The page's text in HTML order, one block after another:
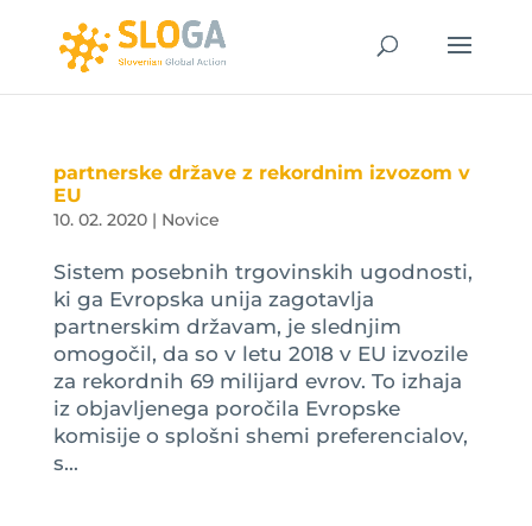
partnerske države z rekordnim izvozom v
EU
10. 02. 2020| Novice
Sistem posebnih trgovinskih ugodnosti,
ki ga Evropska unija zagotavlja
partnerskim državam, je slednjim
omogočil, da so v letu 2018 v EU izvozile
za rekordnih 69 milijard evrov. To izhaja
iz objavljenega poročila Evropske
komisije o splošni shemi preferencialov,
s...